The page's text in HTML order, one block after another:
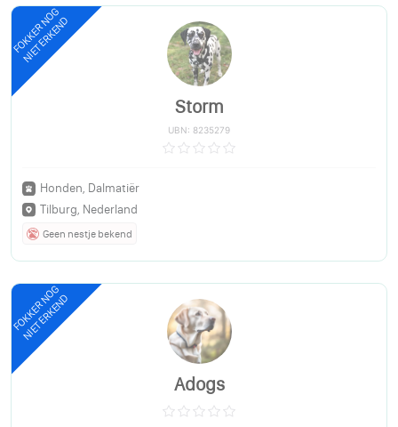
FOKKER NOG
NIET ERKEND
Storm
UBN: 8235279
Honden, Dalmatiër
Tilburg, Nederland
Geen nestje bekend
FOKKER NOG
NIET ERKEND
Adogs